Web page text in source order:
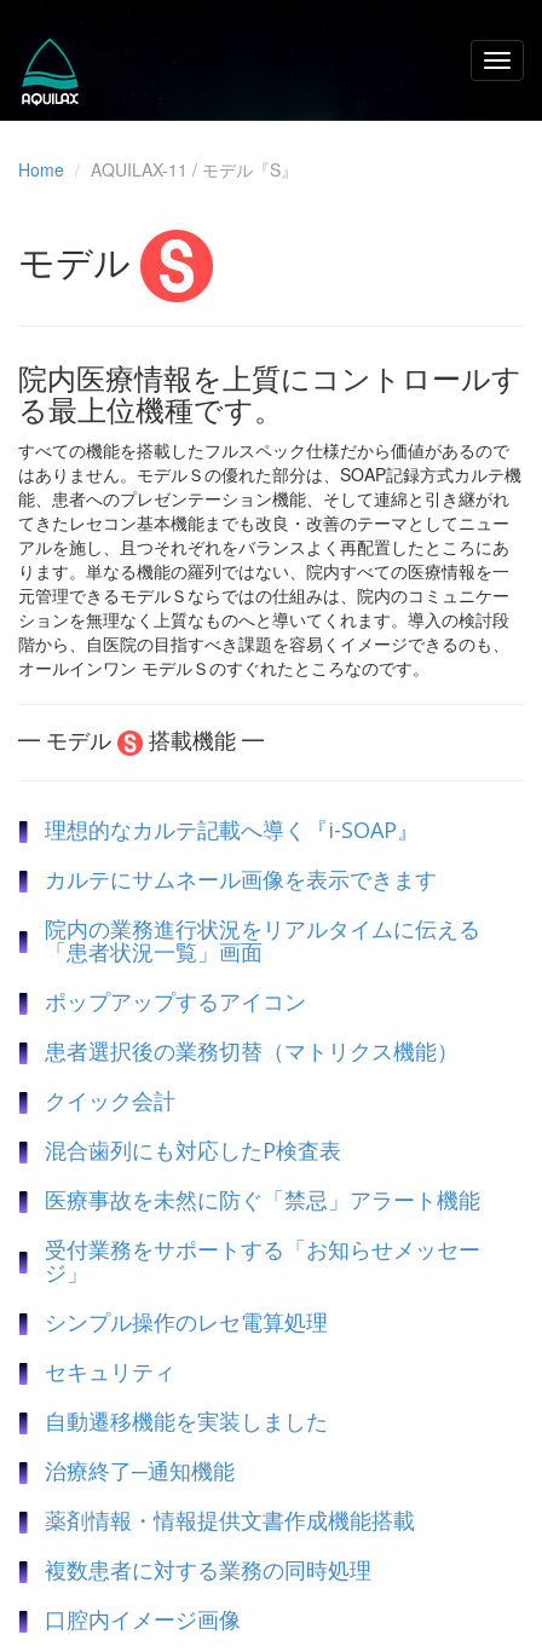
Home AQUILAX-11 / モデル『S』
モデル
院内医療情報を上質にコントロールす
る最上位機種です。
すべての機能を搭載したフルスペック仕様だから価値があるので
はありません。モデルＳの優れた部分は、SOAP記録方式カルテ機
能、患者へのプレゼンテーション機能、そして連綿と引き継がれ
てきたレセコン基本機能までも改良・改善のテーマとしてニュー
アルを施し、且つそれぞれをバランスよく再配置したところにあ
ります。単なる機能の羅列ではない、院内すべての医療情報を一
元管理できるモデルＳならではの仕組みは、院内のコミュニケー
ションを無理なく上質なものへと導いてくれます。導入の検討段
階から、自医院の目指すべき課題を容易くイメージできるのも、
オールインワン モデルＳのすぐれたところなのです。
━ モデル 搭載機能 ━
理想的なカルテ記載へ導く『i-SOAP』
カルテにサムネール画像を表示できます
院内の業務進行状況をリアルタイムに伝える
「患者状況一覧」画面
ポップアップするアイコン
患者選択後の業務切替（マトリクス機能）
クイック会計
混合歯列にも対応したP検査表
医療事故を未然に防ぐ「禁忌」アラート機能
受付業務をサポートする「お知らせメッセー
ジ」
シンプル操作のレセ電算処理
セキュリティ
自動遷移機能を実装しました
治療終了─通知機能
薬剤情報・情報提供文書作成機能搭載
複数患者に対する業務の同時処理
口腔内イメージ画像